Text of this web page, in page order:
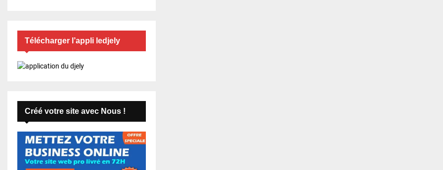
Télécharger l’appli ledjely
Créé votre site avec Nous !